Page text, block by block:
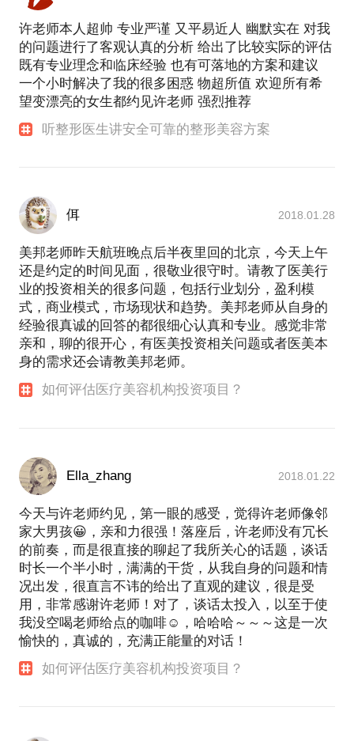
许老师本人超帅 专业严谨 又平易近人 幽默实在 对我
的问题进行了客观认真的分析 给出了比较实际的评估
既有专业理念和临床经验 也有可落地的方案和建议
一个小时解决了我的很多困惑 物超所值 欢迎所有希
望变漂亮的女生都约见许老师 强烈推荐
听整形医生讲安全可靠的整形美容方案
佴 2018.01.28
美邦老师昨天航班晚点后半夜里回的北京，今天上午
还是约定的时间见面，很敬业很守时。请教了医美行
业的投资相关的很多问题，包括行业划分，盈利模
式，商业模式，市场现状和趋势。美邦老师从自身的
经验很真诚的回答的都很细心认真和专业。感觉非常
亲和，聊的很开心，有医美投资相关问题或者医美本
身的需求还会请教美邦老师。
如何评估医疗美容机构投资项目？
Ella_zhang 2018.01.22
今天与许老师约见，第一眼的感受，觉得许老师像邻
家大男孩😀，亲和力很强！落座后，许老师没有冗长
的前奏，而是很直接的聊起了我所关心的话题，谈话
时长一个半小时，满满的干货，从我自身的问题和情
况出发，很直言不讳的给出了直观的建议，很是受
用，非常感谢许老师！对了，谈话太投入，以至于使
我没空喝老师给点的咖啡☺️，哈哈哈～～～这是一次
愉快的，真诚的，充满正能量的对话！
如何评估医疗美容机构投资项目？